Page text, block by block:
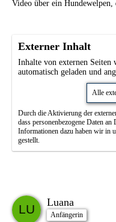
Video über ein
Externer Inhalt
Inhalte von externen Seiten
automatisch geladen und
Alle
Durch die Aktivierung der
dass personenbezogene Daten
Informationen dazu haben wir in
gestellt.
Luana
Anfängerin